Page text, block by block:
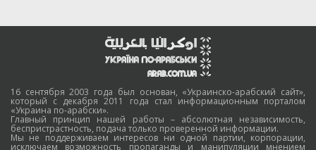
16 сентября 2003 года был основан, «Украинско-арабский сайт»,
который с декабря 2011 года стал информационным порталом
«Украина по-арабски».
Главный принцип нашей работы – абсолютная независимость,
беспристрастность, подача только проверенной информации.
Мы не поддерживаем интересов ни одной партии, корпорации,
исключаем возможность пропаганды и манипуляции мнением